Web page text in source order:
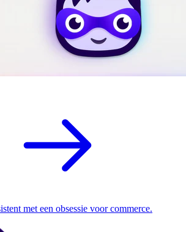
met een obsessie voor commerce.